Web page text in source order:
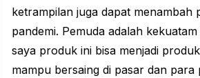
ketrampilan juga dapat menambah
pandemi. Pemuda adalah
saya produk ini bisa menjadi
mampu bersaing di pasar dan para